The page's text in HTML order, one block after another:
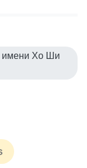
имени Хо Ши